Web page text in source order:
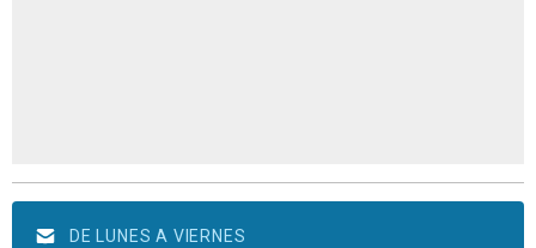
DE LUNES A VIERNES